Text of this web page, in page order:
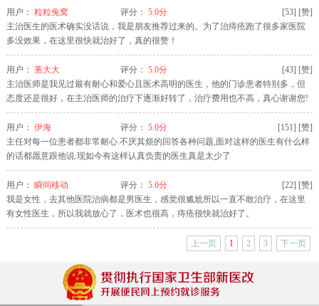
用户： 粒粒兔窝 评分： 5.0分 [53] [赞]
主治医生的医术确实没话说，我是朋友推荐过来的。为了治痔疮跑了很多家医院
多没效果，在这里很快就治好了，真的很赞！
用户： 葱大大 评分： 5.0分 [43] [赞]
主治医师是我见过最有耐心和爱心且医术高明的医生，他的门诊患者特别多，但
态度还是很好，在主治医师的治疗下逐渐好转了，治疗费用也不高，真心谢谢您!
用户： 伊海 评分： 5.0分 [151] [赞]
主任对每一位患者都非常耐心.不厌其烦的回答各种问题,面对这样的医生有什么样
的话都愿意跟他说.现如今有这样认真负责的医生真是太少了
用户： 瞬间移动 评分： 5.0分 [22] [赞]
我是女性，去其他医院治病都是男医生，感觉很尴尬所以一直不敢治疗，在这里
有女性医生，所以我就放心了，医术也很高，痔疮很快就治好了。
上一页 1 2 3 下一页
颍上 李女士 肛周脓肿 预约周三
临泉 晨先生 肛瘘 预约周一
临泉 刘先生 肛裂 预约周日
阜阳 苏女士 大便出血 预约周一
亳州 陈先生 脱肛 预约周一
界首 许女士 便秘 预约周四
颍上 郑先生 肛周脓肿 预约周二